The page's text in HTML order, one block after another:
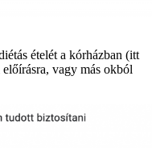
ételét a kórházban (itt
vagy más okból